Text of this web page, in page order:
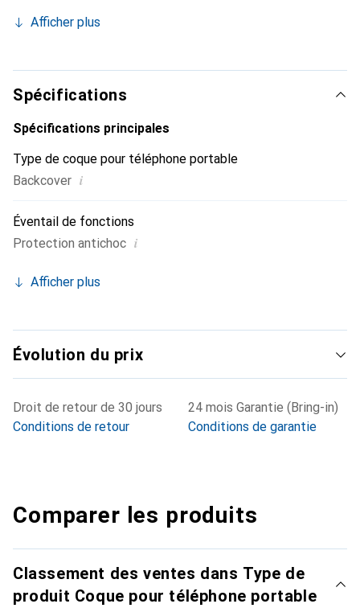
et indispensable pour votre smartphone. Reconnaître
marque Noreve est un choix sûr pour une clientèle
exigeante.
Afficher plus
Spécifications
Spécifications principales
Type de coque pour téléphone portable
Backcover i
Éventail de fonctions
Protection antichoc i
Afficher plus
Évolution du prix
Droit de retour de 30 jours
Conditions de retour
24 mois Garantie (Bring-in)
Conditions de garantie
Comparer les produits
Classement des ventes dans Type de
produit Coque pour téléphone portable